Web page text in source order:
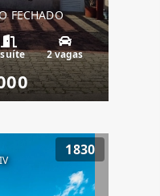
FECHADO
2 vagas
1830